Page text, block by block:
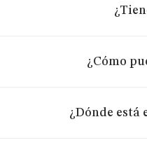
¿Cómo
¿Dónde está